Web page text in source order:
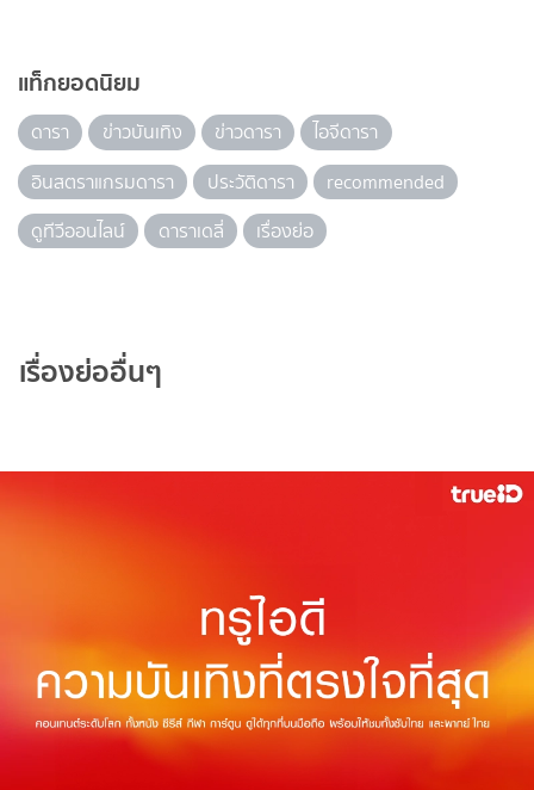
แท็กยอดนิยม
ดารา ข่าวบันเทิง ข่าวดารา
ไอจีดารา
อินสตราแกรมดารา
ประวัติดารา
recommended
ดูทีวีออนไลน์
ดาราเดลี่ เรื่องย่อ
เรื่องย่ออื่นๆ